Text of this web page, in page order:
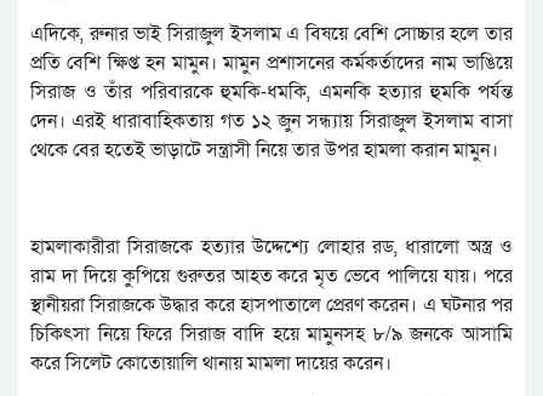
এদিকে, রুনার ভাই সিরাজুল ইসলাম এ বিষয়ে বেশি সোচ্চার হলে তার
প্রতি বেশি ক্ষিপ্ত হন মামুন। মামুন প্রশাসনের কর্মকর্তাদের নাম ভাঙিয়ে
সিরাজ ও তাঁর পরিবারকে হুমকি-ধমকি, এমনকি হত্যার হুমকি পর্যন্ত
দেন। এরই ধারাবাহিকতায় গত ১২ জুন সন্ধ্যায় সিরাজুল ইসলাম বাসা
থেকে বের হতেই ভাড়াটে সন্ত্রাসী নিয়ে তার উপর হামলা করান মামুন।
হামলাকারীরা সিরাজকে হত্যার উদ্দেশ্যে লোহার রড, ধারালো অস্ত্র ও
রাম দা দিয়ে কুপিয়ে গুরুতর আহত করে মৃত ভেবে পালিয়ে যায়। পরে
স্থানীয়রা সিরাজকে উদ্ধার করে হাসপাতালে প্রেরণ করেন। এ ঘটনার পর
চিকিৎসা নিয়ে ফিরে সিরাজ বাদি হয়ে মামুনসহ ৮/৯ জনকে আসামি
করে সিলেট কোতোয়ালি থানায় মামলা দায়ের করেন।